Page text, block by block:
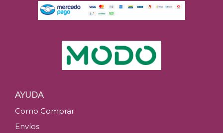
AYUDA
Como Comprar
Envíos